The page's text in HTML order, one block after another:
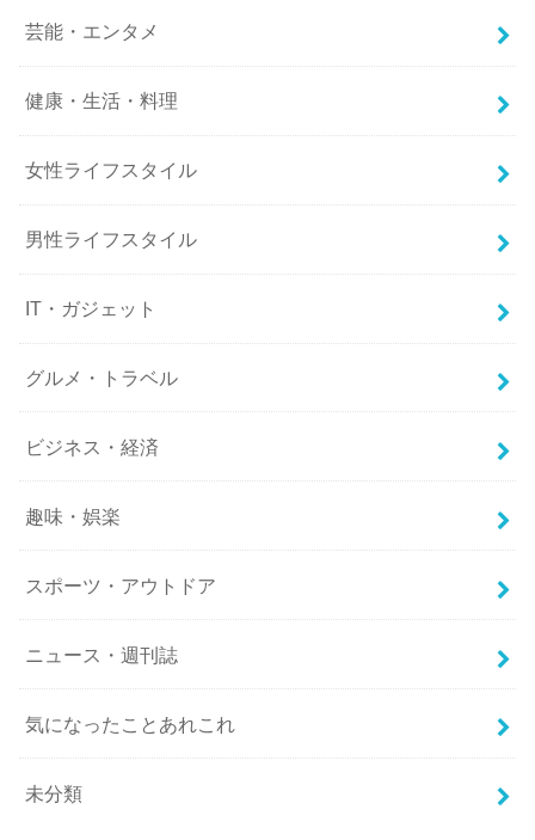
芸能・エンタメ
健康・生活・料理
女性ライフスタイル
男性ライフスタイル
IT・ガジェット
グルメ・トラベル
ビジネス・経済
趣味・娯楽
スポーツ・アウトドア
ニュース・週刊誌
気になったことあれこれ
未分類